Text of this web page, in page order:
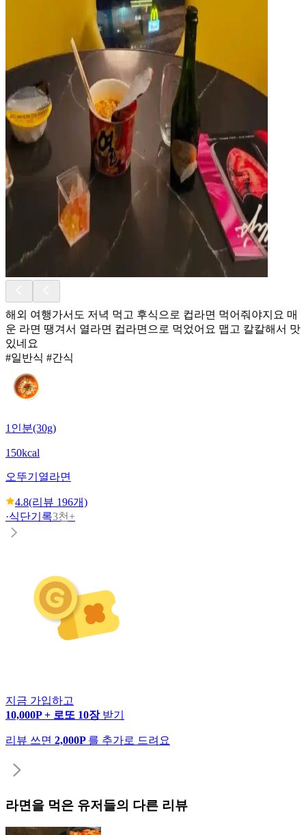
해외 여행가서도 저녁 먹고 후식으로 컵라면 먹어줘야지요 매
운 라면 땡겨서 열라면 컵라면으로 먹었어요 맵고 칼칼해서 맛
있네요
#일반식 #간식
1인분(30g)
150kcal
오뚜기 열라면
4.8(리뷰 196개)
·식단기록3천+
지금 가입하고
10,000P + 로또 10장 받기
리뷰 쓰면 2,000P 를 추가로 드려요
라면 을 먹은 유저들의 다른 리뷰